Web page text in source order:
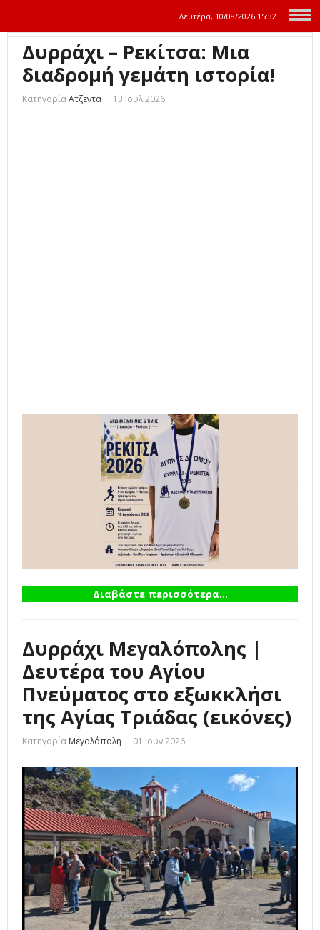
Δευτέρα, 10/08/2026 15:32
Δυρράχι – Ρεκίτσα: Μια
διαδρομή γεμάτη ιστορία!
ΚατηγορίαΑτζεντα 13 Ιουλ 2026
Διαβάστε περισσότερα...
Δυρράχι Μεγαλόπολης |
Δευτέρα του Αγίου
Πνεύματος στο εξωκκλήσι
της Αγίας Τριάδας (εικόνες)
Κατηγορία Μεγαλόπολη 01 Ιουν 2026